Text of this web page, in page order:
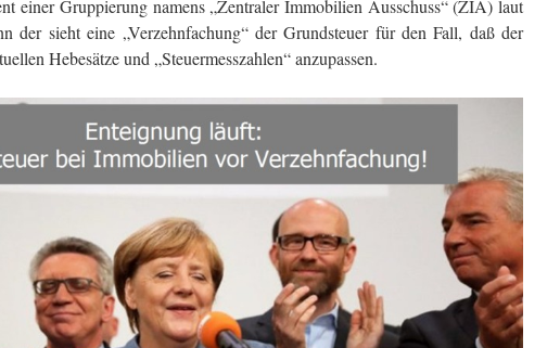
einer Gruppierung namens „Zentraler Immobilien Ausschuss“ (ZIA) laut
der sieht eine „Verzehnfachung“ der Grundsteuer für den Fall, daß der
Hebesätze und „Steuermesszahlen“ anzupassen.